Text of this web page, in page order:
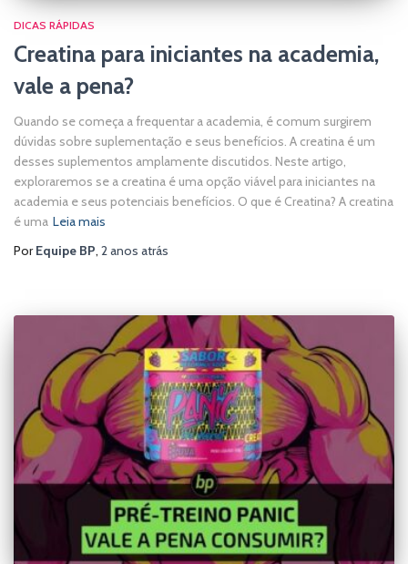
DICAS RÁPIDAS
Creatina para iniciantes na academia,
vale a pena?
Quando se começa a frequentar a academia, é comum surgirem
dúvidas sobre suplementação e seus benefícios. A creatina é um
desses suplementos amplamente discutidos. Neste artigo,
exploraremos se a creatina é uma opção viável para iniciantes na
academia e seus potenciais benefícios. O que é Creatina? A creatina
é uma Leia mais
PorEquipe BP, 2 anos atrás